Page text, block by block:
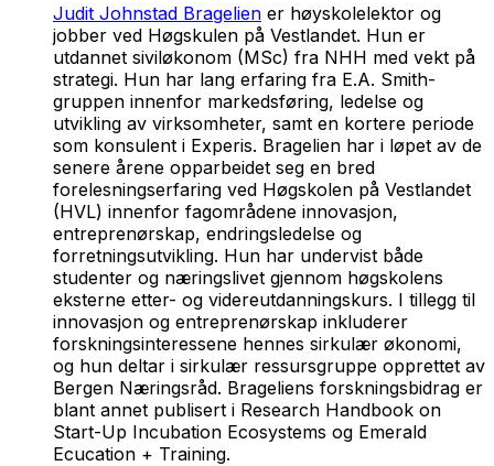
Judit Johnstad Bragelien er høyskolelektor og
jobber ved Høgskulen på Vestlandet. Hun er
utdannet siviløkonom (MSc) fra NHH med vekt på
strategi. Hun har lang erfaring fra E.A. Smith-
gruppen innenfor markedsføring, ledelse og
utvikling av virksomheter, samt en kortere periode
som konsulent i Experis. Bragelien har i løpet av de
senere årene opparbeidet seg en bred
forelesningserfaring ved Høgskolen på Vestlandet
(HVL) innenfor fagområdene innovasjon,
entreprenørskap, endringsledelse og
forretningsutvikling. Hun har undervist både
studenter og næringslivet gjennom høgskolens
eksterne etter- og videreutdanningskurs. I tillegg til
innovasjon og entreprenørskap inkluderer
forskningsinteressene hennes sirkulær økonomi,
og hun deltar i sirkulær ressursgruppe opprettet av
Bergen Næringsråd. Brageliens forskningsbidrag er
blant annet publisert i Research Handbook on
Start-Up Incubation Ecosystems og Emerald
Ecucation + Training.